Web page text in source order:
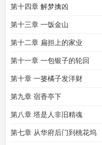
第十四章 解梦擒凶
第十三章 一饭金山
第十二章 扁担上的家业
第十一章 一包银子的轮回
第十章 一篓橘子发洋财
第九章 宿香亭下
第八章 塔是人非旧精魂
第七章 从华府后门到桃花坞